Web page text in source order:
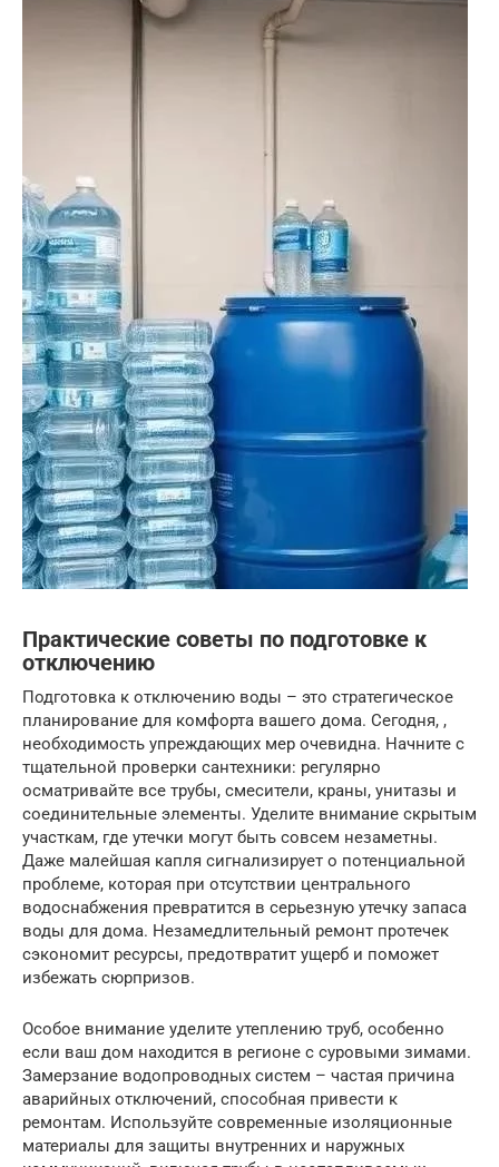
Практические советы по подготовке к
отключению
Подготовка к отключению воды – это стратегическое
планирование для комфорта вашего дома. Сегодня, ,
необходимость упреждающих мер очевидна. Начните с
тщательной проверки сантехники: регулярно
осматривайте все трубы, смесители, краны, унитазы и
соединительные элементы. Уделите внимание скрытым
участкам, где утечки могут быть совсем незаметны.
Даже малейшая капля сигнализирует о потенциальной
проблеме, которая при отсутствии центрального
водоснабжения превратится в серьезную утечку запаса
воды для дома. Незамедлительный ремонт протечек
сэкономит ресурсы, предотвратит ущерб и поможет
избежать сюрпризов.
Особое внимание уделите утеплению труб, особенно
если ваш дом находится в регионе с суровыми зимами.
Замерзание водопроводных систем – частая причина
аварийных отключений, способная привести к
ремонтам. Используйте современные изоляционные
материалы для защиты внутренних и наружных